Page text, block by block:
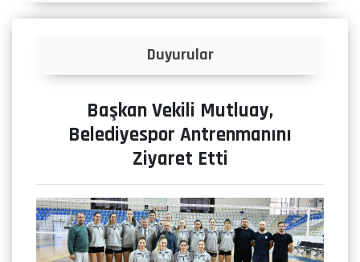
Başkan Vekili Mutluay,
Belediyespor Antrenmanını
Ziyaret Etti